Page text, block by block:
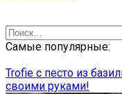
Найти:
Самые популярные:
Trofie с песто из
своими руками!